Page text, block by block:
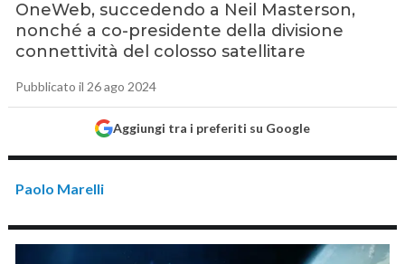
OneWeb, succedendo a Neil Masterson,
nonché a co-presidente della divisione
connettività del colosso satellitare
Pubblicato il 26 ago 2024
Aggiungi tra i preferiti su Google
Paolo Marelli